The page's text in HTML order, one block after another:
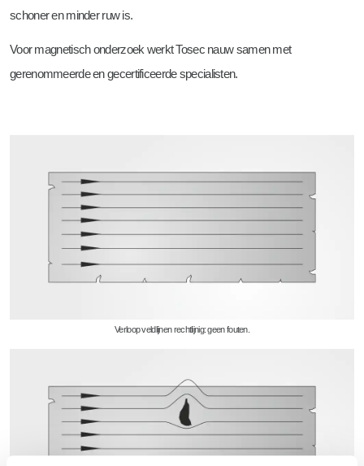
schoner en minder ruw is.
Voor magnetisch onderzoek werkt Tosec nauw samen met
gerenommeerde en gecertificeerde specialisten.
Verloop veldlijnen rechtlijnig: geen fouten.